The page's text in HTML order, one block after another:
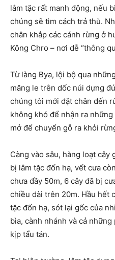
lâm tặc rất manh động, nếu
chúng sẽ tìm cách trả thù.
chân khắp các cánh rừng ở
Kông Chro – nơi dễ “thông
Từ làng Bya, lội bộ qua
măng le trên dốc núi dựng
chúng tôi mới đặt chân đến
không khó để nhận ra
mở để chuyển gỗ ra khỏi
Càng vào sâu, hàng loạt cây
bị lâm tặc đốn hạ, vết cưa
chưa đầy 50m, 6 cây đã bị
chiều dài trên 20m. Hầu hết
tặc đốn hạ, sót lại gốc của
bìa, cành nhánh và cả
kịp tẩu tán.